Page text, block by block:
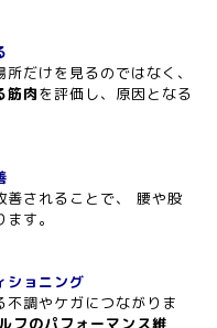
だけを見るのではなく、
筋肉を評価し、原因となる
善されることで、 腰や股
す。
ショニング
調やケガにつながりま
フのパフォーマンス維